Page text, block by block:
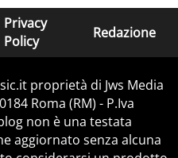
Privacy
Policy
Redazione
proprietà di Jws Media
Roma (RM) - P.Iva
non è una testata
aggiornato senza alcuna